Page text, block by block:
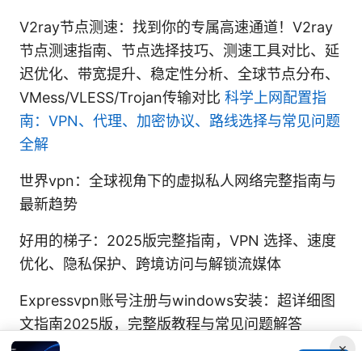
V2ray节点测速：找到你的专属高速通道！V2ray
节点测速指南、节点选择技巧、测速工具对比、延
迟优化、带宽提升、稳定性分析、全球节点分布、
VMess/VLESS/Trojan传输对比 科学上网配置指
南：VPN、代理、加密协议、路线选择与常见问题
全解
世界vpn：全球视角下的虚拟私人网络完整指南与
最新趋势
好用的梯子：2025版完整指南，VPN 选择、速度
优化、隐私保护、跨境访问与解锁流媒体
Expressvpn账号注册与windows安装：超详细图
文指南2025版，完整版教程与常见问题解答